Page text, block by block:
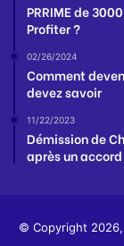
PRRIME de
Profiter ?
02/26/2024
Comment
devez savoir
11/22/2023
Démission de
après un
© Copyright